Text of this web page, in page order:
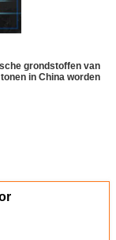
grondstoffen van
in China worden